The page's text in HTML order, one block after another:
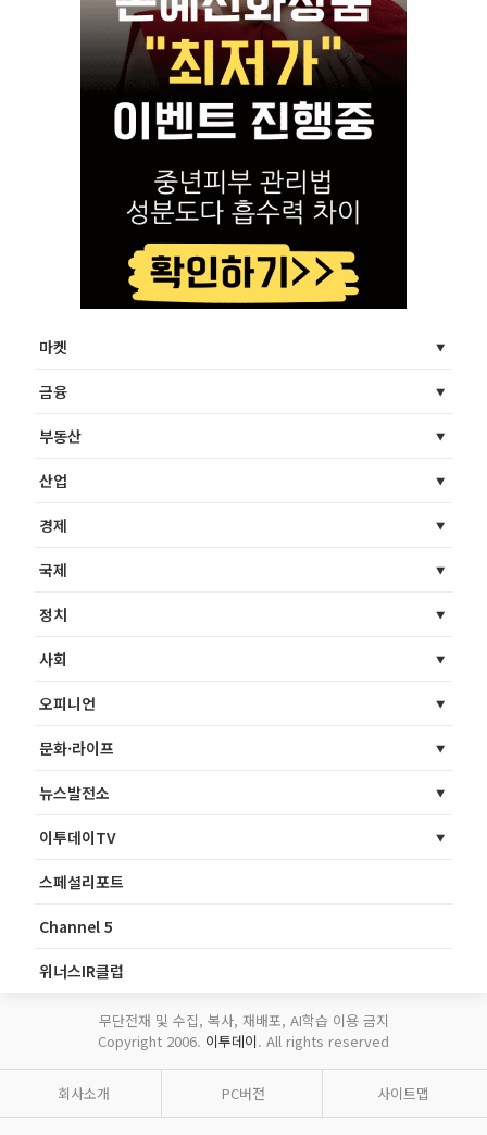
마켓
금융
부동산
산업
경제
국제
정치
사회
오피니언
문화·라이프
뉴스발전소
이투데이TV
스페셜리포트
Channel 5
위너스IR클럽
무단전재 및 수집, 복사, 재배포, AI학습 이용 금지
Copyright 2006. 이투데이. All rights reserved
회사소개 PC버전 사이트맵